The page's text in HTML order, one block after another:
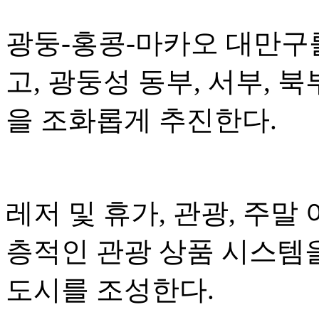
광둥-홍콩-마카오 대만
고, 광둥성 동부, 서부,
을 조화롭게 추진한다.
레저 및 휴가, 관광, 주말
층적인 관광 상품 시스템
도시를 조성한다.